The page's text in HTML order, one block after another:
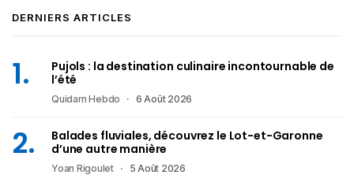
DERNIERS ARTICLES
Pujols : la destination culinaire incontournable de
l’été
Quidam Hebdo 6 Août 2026
Balades fluviales, découvrez le Lot-et-Garonne
d’une autre manière
Yoan Rigoulet 5 Août 2026